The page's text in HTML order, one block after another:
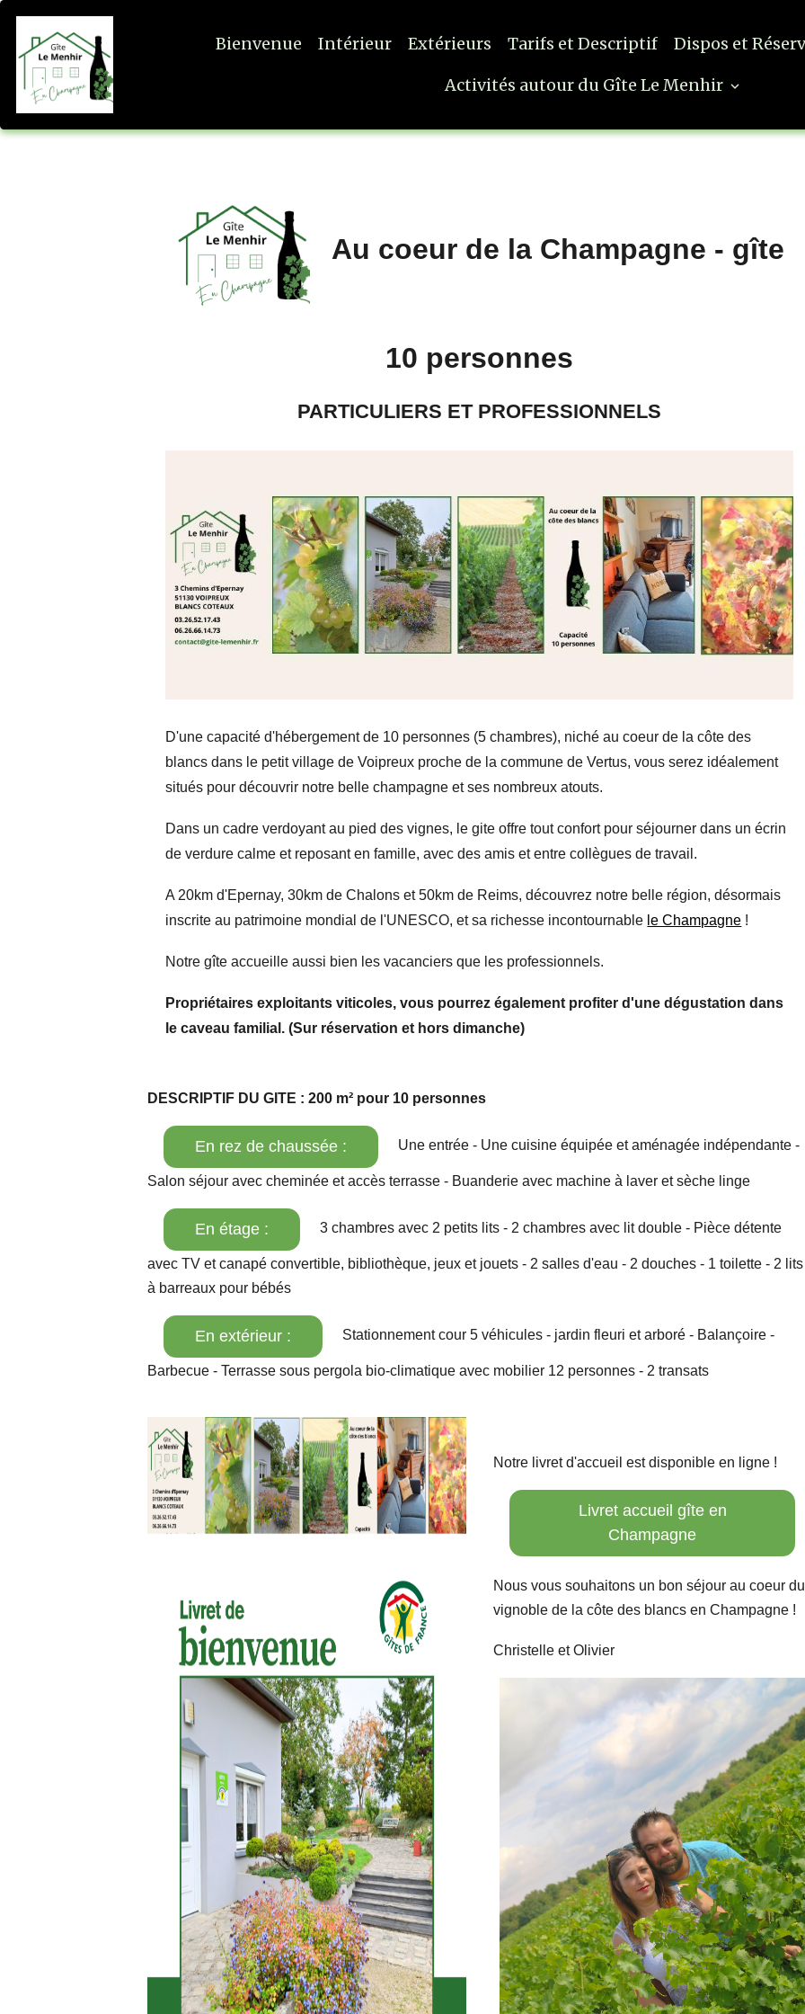
Bienvenue Intérieur Extérieurs Tarifs et Descriptif
Dispos et
Activités autour du Gîte Le Menhir
Au coeur de la Champagne - gîte
10 personnes
PARTICULIERS ET PROFESSIONNELS
D'une capacité d'hébergement de 10 personnes (5 chambres), niché au coeur de la côte des
blancs dans le petit village de Voipreux proche de la commune de Vertus, vous serez idéalement
situés pour découvrir notre belle champagne et ses nombreux atouts.
Dans un cadre verdoyant au pied des vignes, le gite offre tout confort pour séjourner dans un écrin
de verdure calme et reposant en famille, avec des amis et entre collègues de travail.
A 20km d'Epernay, 30km de Chalons et 50km de Reims, découvrez notre belle région, désormais
inscrite au patrimoine mondial de l'UNESCO, et sa richesse incontournable le Champagne !
Notre gîte accueille aussi bien les vacanciers que les professionnels.
Propriétaires exploitants viticoles, vous pourrez également profiter d'une dégustation dans
le caveau familial. (Sur réservation et hors dimanche)
DESCRIPTIF DU GITE : 200 m² pour 10 personnes
En rez de chaussée : Une entrée - Une cuisine équipée et aménagée indépendante -
Salon séjour avec cheminée et accès terrasse - Buanderie avec machine à laver et sèche linge
En étage : 3 chambres avec 2 petits lits - 2 chambres avec lit double - Pièce détente
avec TV et canapé convertible, bibliothèque, jeux et jouets - 2 salles d'eau - 2 douches - 1 toilette - 2 lits
à barreaux pour bébés
En extérieur : Stationnement cour 5 véhicules - jardin fleuri et arboré - Balançoire -
Barbecue - Terrasse sous pergola bio-climatique avec mobilier 12 personnes - 2 transats
Notre livret d'accueil est disponible en ligne !
Livret accueil gîte en
Champagne
Nous vous souhaitons un bon séjour au coeur du
vignoble de la côte des blancs en Champagne !
Christelle et Olivier